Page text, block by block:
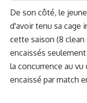
De son côté, le
d'avoir tenu sa cage
cette saison (8
encaissés
la concurrence au
encaissé par match